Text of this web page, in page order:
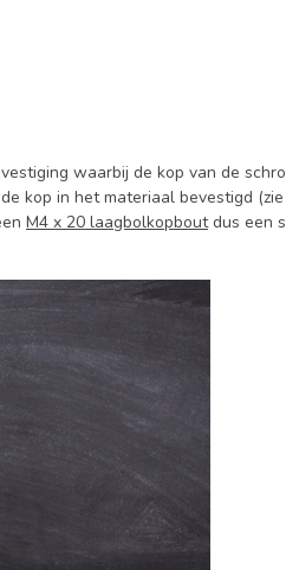
waarbij de kop van de
kop in het materiaal bevestigd
M4 x 20 laagbolkopboutdus een